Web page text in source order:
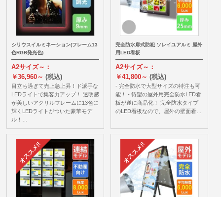
シリウスイルミネーション(フレーム13
色RGB発光色)
A2サイズ～：
￥36,960～(税込)
目立ち過ぎて売上急上昇！ド派手な
LEDライトで集客力アップ！ 透明感
が美しいアクリルフレームに13色に
輝くLEDライトがついた豪華モデ
ル！…
完全防水扉式防犯 ソレイユアルミ 屋外
用LED看板
A2サイズ～：
￥41,800～ (税込)
- 完全防水で大型サイズの特注も可
能！ - 待望の屋外用完全防水LED看
板が遂に商品化！ 完全防水タイプ
のLED看板なので、屋外の壁面看…